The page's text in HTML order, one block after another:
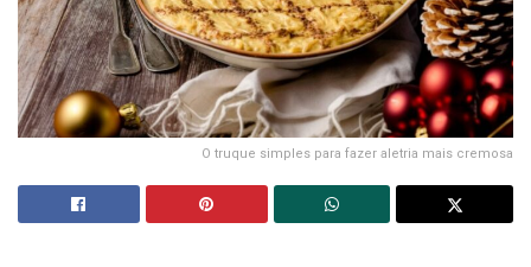
O truque simples para fazer aletria mais cremosa